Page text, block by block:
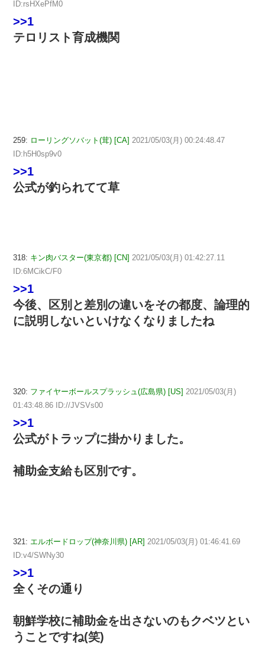
ID:rsHXePfM0
>>1
テロリスト育成機関
259: ローリングソバット(茸) [CA] 2021/05/03(月) 00:24:48.47
ID:h5H0sp9v0
>>1
公式が釣られてて草
318: キン肉バスター(東京都) [CN] 2021/05/03(月) 01:42:27.11
ID:6MCikC/F0
>>1
今後、区別と差別の違いをその都度、論理的
に説明しないといけなくなりましたね
320: ファイヤーボールスプラッシュ(広島県) [US] 2021/05/03(月)
01:43:48.86 ID://JVSVs00
>>1
公式がトラップに掛かりました。
補助金支給も区別です。
321: エルボードロップ(神奈川県) [AR] 2021/05/03(月) 01:46:41.69
ID:v4/SWNy30
>>1
全くその通り
朝鮮学校に補助金を出さないのもクベツとい
うことですね(笑)